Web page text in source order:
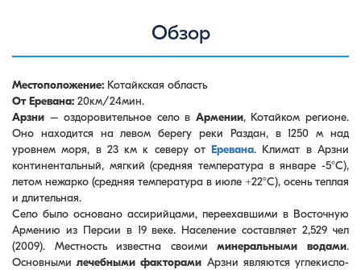
Обзор
Местоположение: Котайкская область
От Еревана: 20км/24мин.
Арзни – оздоровительное село в Армении, Котайком регионе.
Оно находится на левом берегу реки Раздан, в 1250 м над
уровнем моря, в 23 км к северу от Еревана. Климат в Арзни
континентальный, мягкий (средняя температура в январе -5°C),
летом нежарко (средняя температура в июле +22°C), осень теплая
и длительная.
Село было основано ассирийцами, переехавшими в Восточную
Армению из Персии в 19 веке. Население составляет 2,529 чел
(2009). Местность известна своимиминеральными водами.
Основнымилечебными факторами Арзни являются углекисло-